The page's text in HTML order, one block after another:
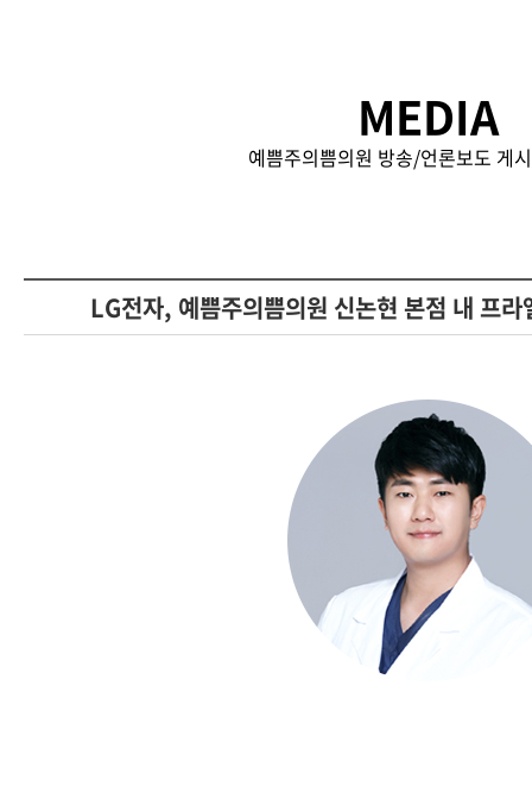
MEDIA
예쁨주의쁨의원 방송/언론보도 게
LG전자, 예쁨주의쁨의원 신논현 본점 내 프